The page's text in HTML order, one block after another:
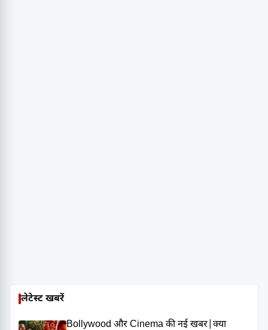
लेटेस्ट खबरें
Bollywood और Cinema की नई खबर|क्या